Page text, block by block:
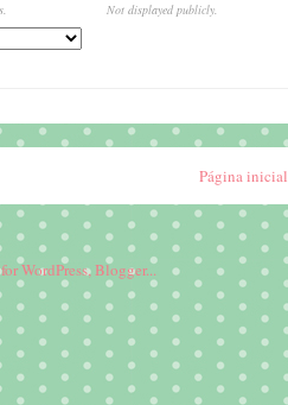
Not displayed publicly.
Página inicial